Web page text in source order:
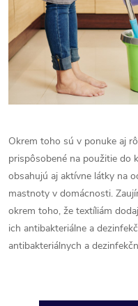
Okrem toho sú v ponuke aj
prispôsobené na použitie do
obsahujú aj aktívne látky na
mastnoty v domácnosti.
okrem toho, že textíliám
ich antibakteriálne a
antibakteriálnych a